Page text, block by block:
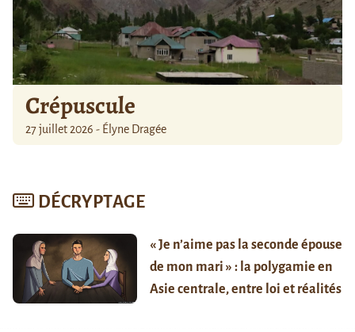
Crépuscule
27 juillet 2026 - Élyne Dragée
DÉCRYPTAGE
« Je n’aime pas la seconde épouse
de mon mari » : la polygamie en
Asie centrale, entre loi et réalités